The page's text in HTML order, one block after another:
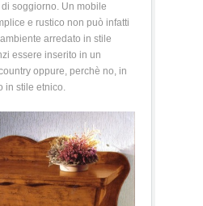
soggiorno. Un mobile
e rustico non può infatti
arredato in stile
essere inserito in un
oppure, perchè no, in
in stile etnico.